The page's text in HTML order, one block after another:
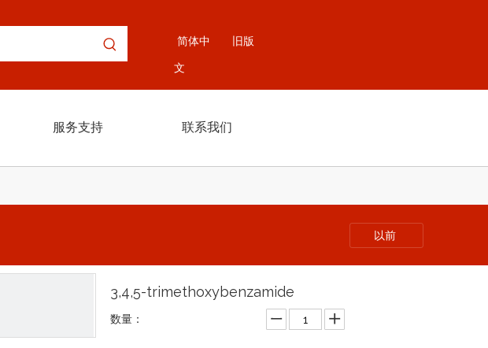
简体中
文
旧版
服务支持 联系我们
以前
3,4,5-trimethoxybenzamide
数量：